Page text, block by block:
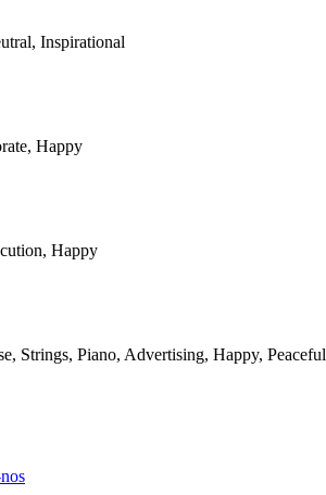
Inspirational
Happy
Happy
Strings, Piano, Advertising, Happy, Peaceful